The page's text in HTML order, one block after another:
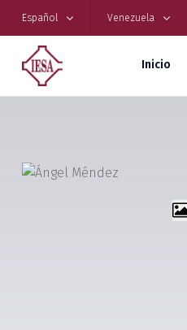
Español Venezuela
Inicio